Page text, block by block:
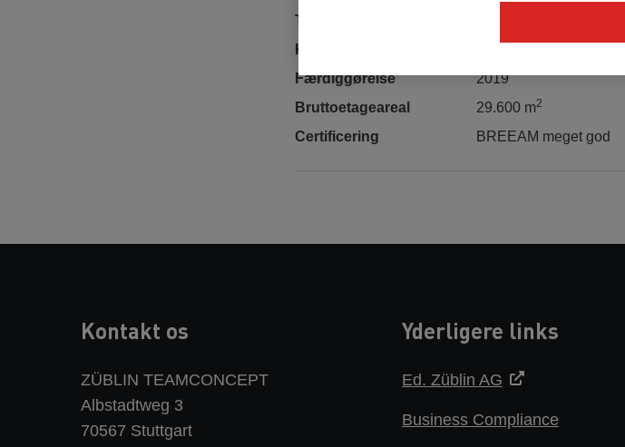
Type af bygning
Kontraktmodel
Færdiggørelse
2019
Bruttoetageareal
29.600 m2
Certificering BREEAM meget god
Kontakt os
ZÜBLIN TEAMCONCEPT
Albstadtweg 3
70567 Stuttgart
Yderligere links
Ed. Züblin AG
Business Compliance